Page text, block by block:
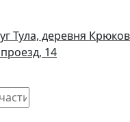
Тула, деревня
14